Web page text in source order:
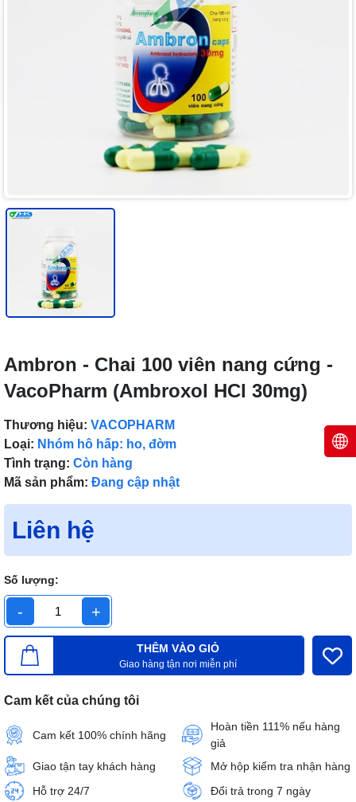
Ambron - Chai 100 viên nang cứng -
VacoPharm (Ambroxol HCl 30mg)
Thương hiệu: VACOPHARM
Loại: Nhóm hô hấp: ho, đờm
Tình trạng: Còn hàng
Mã sản phẩm: Đang cập nhật
Liên hệ
Số lượng:
- +
THÊM VÀO GIỎ
Giao hàng tận nơi miễn phí
Cam kết của chúng tôi
Cam kết 100% chính hãng
Hoàn tiền 111% nếu hàng
giả
Giao tận tay khách hàng
Mở hộp kiểm tra nhận hàng
Hỗ trợ 24/7
Đổi trả trong 7 ngày